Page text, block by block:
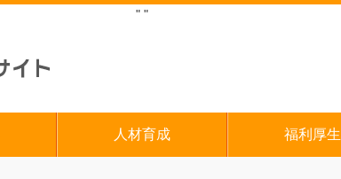
" "
人材育成 福利厚生